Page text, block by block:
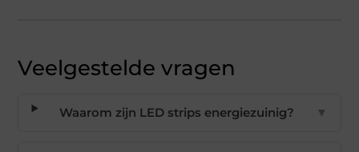
Veelgestelde vragen
Waarom zijn LED strips energiezuinig? ▼